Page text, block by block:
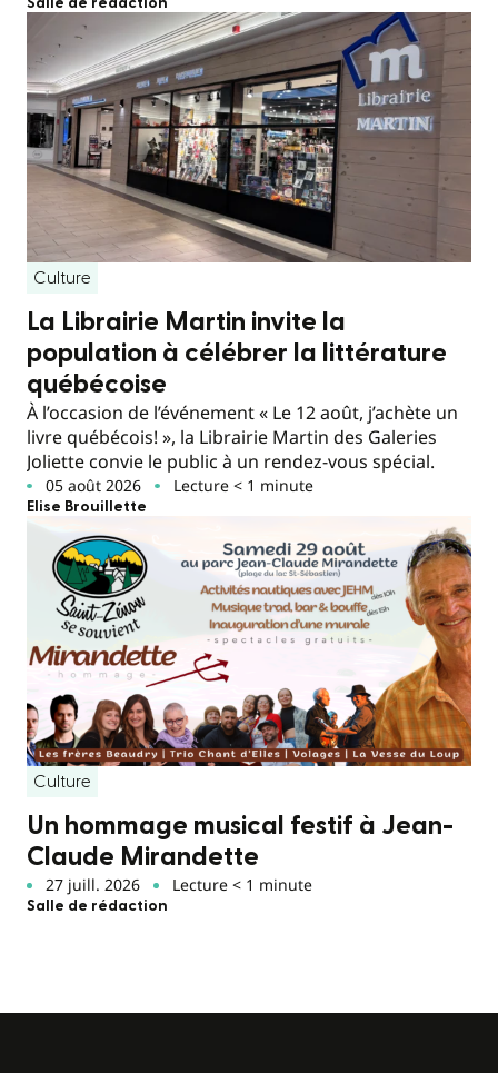
Culture
La Librairie Martin invite la
population à célébrer la littérature
québécoise
À l’occasion de l’événement « Le 12 août, j’achète un
livre québécois! », la Librairie Martin des Galeries
Joliette convie le public à un rendez-vous spécial.
05 août 2026 Lecture < 1 minute
Elise Brouillette
Culture
Un hommage musical festif à Jean-
Claude Mirandette
27 juill. 2026 Lecture < 1 minute
Salle de rédaction